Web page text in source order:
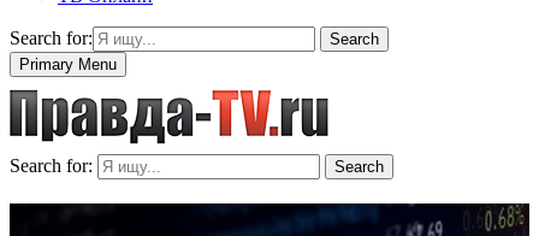
Search for:
Search
Primary Menu
Search for: Search